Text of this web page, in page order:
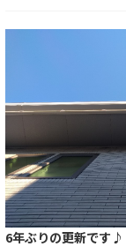
6年ぶりの更新です♪